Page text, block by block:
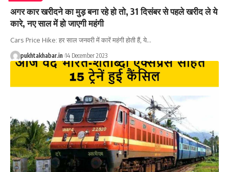
अगर कार खरीदने का मुड़ बना रहे हो तो, 31 दिसंबर से पहले खरीद ले ये
कारे, नए साल में हो जाएगी महंगी
Cars Price Hike: हर साल जनवरी में कारें महंगी होती हैं, ये…
pukhtakhabar.in 14 December 2023